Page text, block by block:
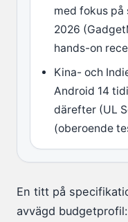
med fokus
2026
hands-on
Kina- och
Android 14
därefter (UL
(oberoende
En titt på
avvägd